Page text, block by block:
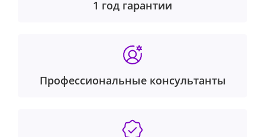
1 год гарантии
Профессиональные консультанты